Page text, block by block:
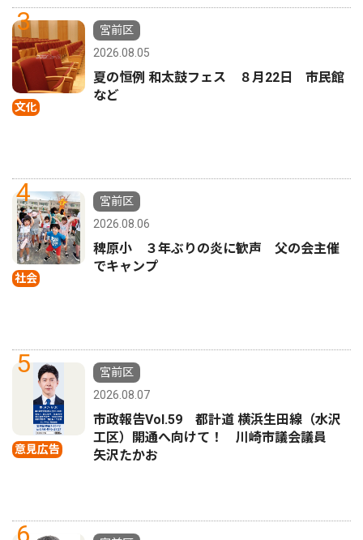
3
文化
宮前区
2026.08.05
夏の恒例 和太鼓フェス ８月22日 市民館
など
4
社会
宮前区
2026.08.06
稗原小 ３年ぶりの炎に歓声 父の会主催
でキャンプ
5
意見広告
宮前区
2026.08.07
市政報告Vol.59 都計道 横浜生田線（水沢
工区）開通へ向けて！ 川崎市議会議員
矢沢たかお